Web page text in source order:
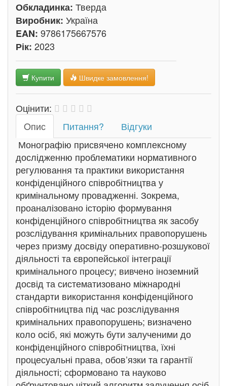
Обкладинка: Тверда
Виробник: Україна
EAN: 9786175667576
Рік: 2023
Купити Швидке замовлення!
Оцінити:
Oпис
Питання?
Відгуки
Монографію присвячено комплексному
дослідженню проблематики нормативного
регулювання та практики використання
конфіденційного співробітництва у
кримінальному провадженні. Зокрема,
проаналізовано історію формування
конфіденційного співробітництва як засобу
розслідування кримінальних правопорушень
через призму досвіду оперативно-розшукової
діяльності та європейської інтеграції
кримінального процесу; вивчено іноземний
досвід та систематизовано міжнародні
стандарти використання конфіденційного
співробітництва під час розслідування
кримінальних правопорушень; визначено
коло осіб, які можуть бути залученими до
конфіденційного співробітництва, їхні
процесуальні права, обов’язки та гарантії
діяльності; сформовано та науково